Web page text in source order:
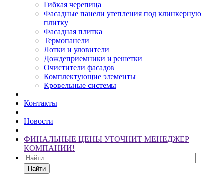
Гибкая черепица
Фасадные панели утепления под клинкерную
плитку
Фасадная плитка
Термопанели
Лотки и уловители
Дождеприемники и решетки
Очистители фасадов
Комплектующие элементы
Кровельные системы
Контакты
Новости
ФИНАЛЬНЫЕ ЦЕНЫ УТОЧНИТ МЕНЕДЖЕР
КОМПАНИИ!
Найти